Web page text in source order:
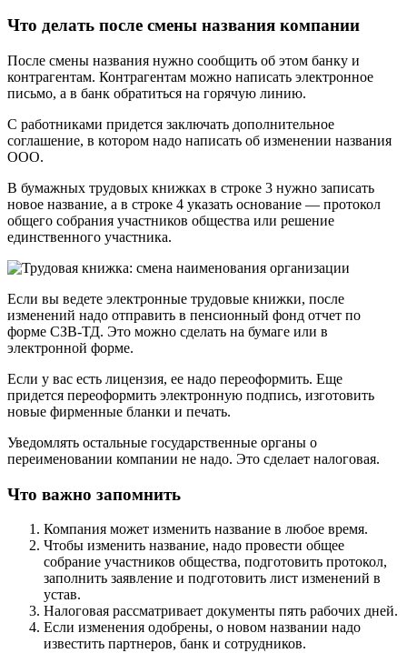
Что делать после смены названия компании
После смены названия нужно сообщить об этом банку и
контрагентам. Контрагентам можно написать электронное
письмо, а в банк обратиться на горячую линию.
С работниками придется заключать дополнительное
соглашение, в котором надо написать об изменении названия
ООО.
В бумажных трудовых книжках в строке 3 нужно записать
новое название, а в строке 4 указать основание — протокол
общего собрания участников общества или решение
единственного участника.
Если вы ведете электронные трудовые книжки, после
изменений надо отправить в пенсионный фонд отчет по
форме СЗВ-ТД. Это можно сделать на бумаге или в
электронной форме.
Если у вас есть лицензия, ее надо переоформить. Еще
придется переоформить электронную подпись, изготовить
новые фирменные бланки и печать.
Уведомлять остальные государственные органы о
переименовании компании не надо. Это сделает налоговая.
Что важно запомнить
Компания может изменить название в любое время.
Чтобы изменить название, надо провести общее
собрание участников общества, подготовить протокол,
заполнить заявление и подготовить лист изменений в
устав.
Налоговая рассматривает документы пять рабочих дней.
Если изменения одобрены, о новом названии надо
известить партнеров, банк и сотрудников.